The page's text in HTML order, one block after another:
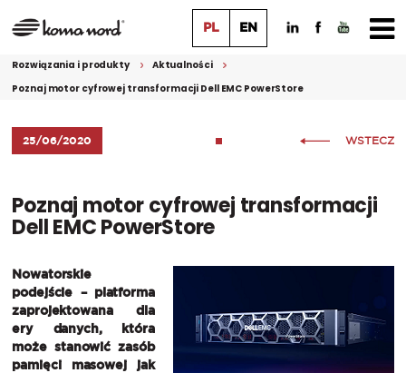
PL EN
Rozwiązania i produkty
Aktualności
Poznaj motor cyfrowej transformacji Dell EMC PowerStore
25/06/2020 WSTECZ
Poznaj motor cyfrowej transformacji
Dell EMC PowerStore
Nowatorskie
podejście – platforma
zaprojektowana dla
ery danych, która
może stanowić zasób
pamięci masowej jak